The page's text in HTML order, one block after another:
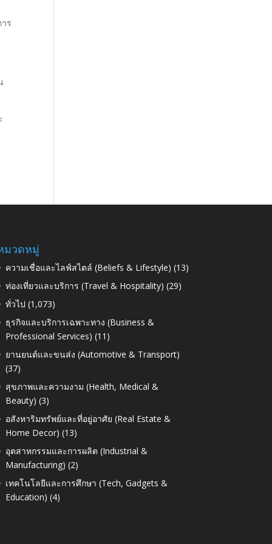
ร
มวดหมู่
ความเชื่อและไลฟ์สไตล์ (Beliefs & Lifestyle) (13)
ท่องเที่ยวและบริการ (Travel & Hospitality) (29)
ทั่วไป (1,073)
ธุรกิจและบริการเฉพาะทาง (Business &
Professional Services) (11)
ยานยนต์และขนส่ง (Automotive & Transport)
(37)
สุขภาพและความงาม (Health, Medical &
Beauty) (3)
อสังหาริมทรัพย์และที่อยู่อาศัย (Real Estate &
Home Decor) (13)
อุตสาหกรรมและการผลิต (Industrial &
Manufacturing) (2)
เทคโนโลยีและการศึกษา (Tech, Gadgets &
Education) (4)